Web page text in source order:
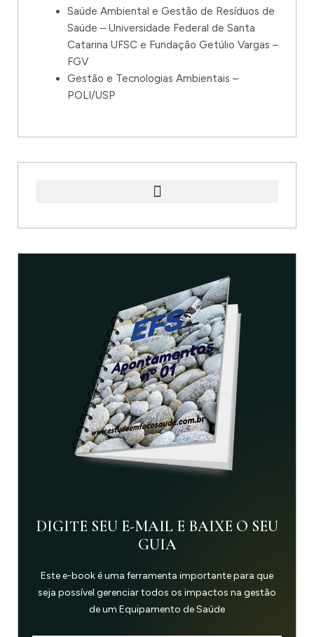
Saúde Ambiental e Gestão de Resíduos de
Saúde – Universidade Federal de Santa
Catarina UFSC e Fundação Getúlio Vargas –
FGV
Gestão e Tecnologias Ambientais –
POLI/USP
DIGITE SEU E-MAIL E BAIXE O SEU
GUIA
Este e-book é uma ferramenta importante para que
seja possível gerenciar todos os impactos na gestão
de um Equipamento de Saúde